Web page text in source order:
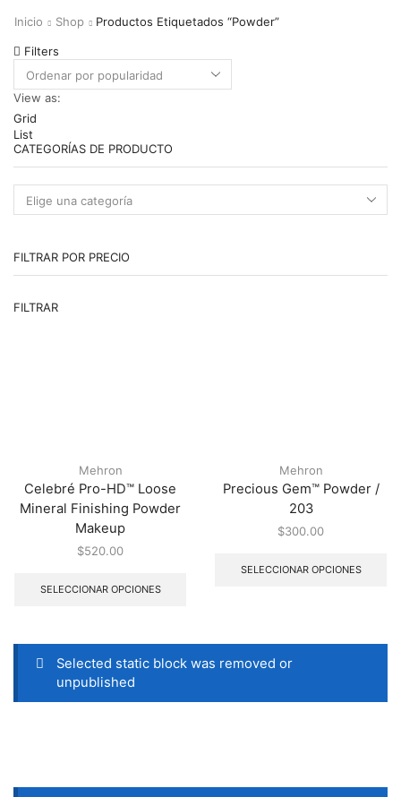
Inicio Shop Productos Etiquetados “powder”
Filters
View as:
Grid
List
CATEGORÍAS DE PRODUCTO
FILTRAR POR PRECIO
FILTRAR
Mehron
Celebré Pro-HD™ Loose
Mineral Finishing Powder
Makeup
$520.00
SELECCIONAR OPCIONES
Mehron
Precious Gem™ Powder /
203
$300.00
SELECCIONAR OPCIONES
Selected static block was removed or
unpublished